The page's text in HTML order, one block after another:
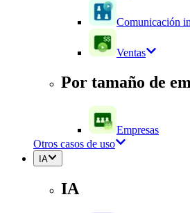
Comunicación
Ventas
Por tamaño de
Empresas
Otros casos de uso
IA
IA